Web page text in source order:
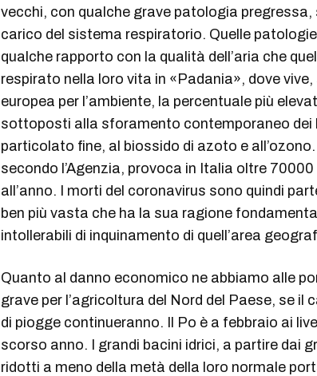
vecchi, con qualche grave patologia
carico del sistema respiratorio. Quelle
qualche rapporto con la qualità dell’aria che
respirato nella loro vita in «Padania», dove vive,
europea per l’ambiente, la percentuale più
sottoposti alla sforamento contemporaneo dei
particolato fine, al biossido di azoto e
secondo l’Agenzia, provoca in Italia oltre
all’anno. I morti del coronavirus sono quindi
ben più vasta che ha la sua ragione
intollerabili di inquinamento di quell’area
Quanto al danno economico ne abbiamo alle
grave per l’agricoltura del Nord del Paese, se il
di piogge continueranno. Il Po è a febbraio ai
scorso anno. I grandi bacini idrici, a partire dai
ridotti a meno della metà della loro normale